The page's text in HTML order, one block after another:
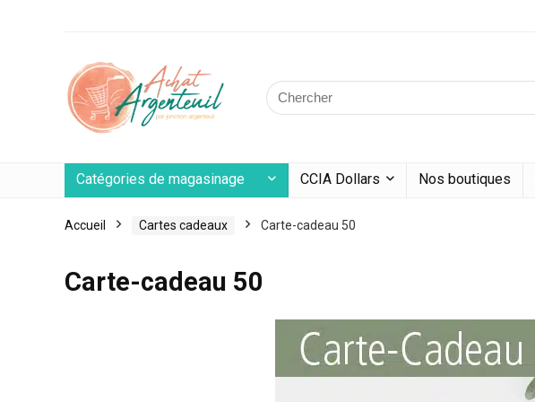
Catégories de magasinage CCIA Dollars Nos boutiques
Accueil Cartes cadeaux Carte-cadeau 50
Carte-cadeau 50